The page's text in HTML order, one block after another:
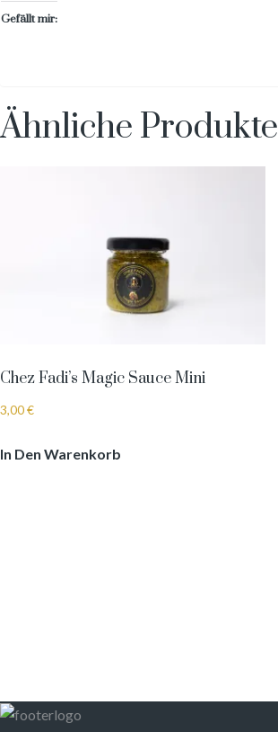
Gefällt mir:
Ähnliche Produkte
Chez Fadi’s Magic Sauce Mini
3,00€
In Den Warenkorb